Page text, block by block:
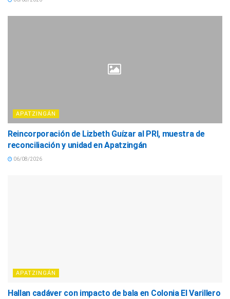
APATZINGÁN
Reincorporación de Lizbeth Guízar al PRI, muestra de
reconciliación y unidad en Apatzingán
06/08/2026
APATZINGÁN
Hallan cadáver con impacto de bala en Colonia El Varillero